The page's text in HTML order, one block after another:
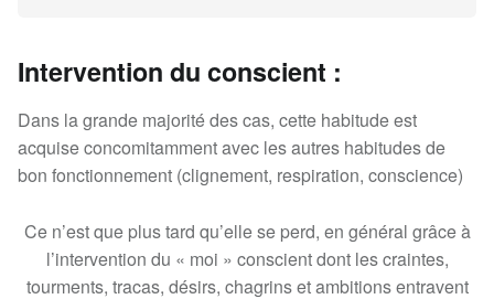
Intervention du conscient :
Dans la grande majorité des cas, cette habitude est
acquise concomitamment avec les autres habitudes de
bon fonctionnement (clignement, respiration, conscience)
Ce n’est que plus tard qu’elle se perd, en général grâce à
l’intervention du « moi » conscient dont les craintes,
tourments, tracas, désirs, chagrins et ambitions entravent